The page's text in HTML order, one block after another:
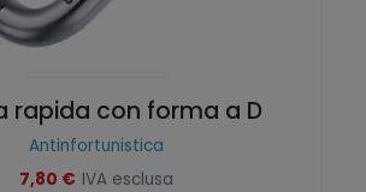
rapida con forma a D
Antinfortunistica
7,80 € IVA esclusa